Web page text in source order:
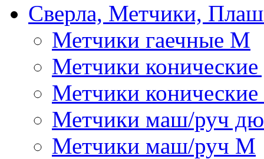
Сверла, Метчики,
Метчики гаечные М
Метчики
Метчики
Метчики маш/руч
Метчики маш/руч М